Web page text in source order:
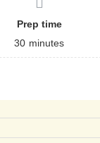
Prep time
30 minutes